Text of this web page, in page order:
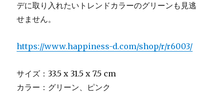
デに取り入れたいトレンドカラーのグリーンも見逃
せません。
https://www.happiness-d.com/shop/r/r6003/
サイズ：33.5 x 31.5 x 7.5 cm
カラー：グリーン、ピンク